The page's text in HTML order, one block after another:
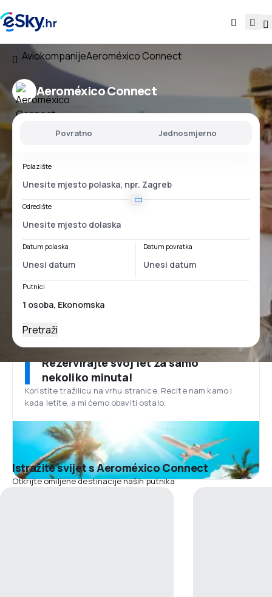
AviokompanijeAeroméxico Connect
Aeroméxico Connect
Povratno Jednosmjerno
Polazište
Odredište
Datum polaska Datum povratka
Putnici
Pretraži
Rezervirajte svoj let za samo
nekoliko minuta!
Koristite tražilicu na vrhu stranice. Recite nam kamo i
kada letite, a mi ćemo obaviti ostalo.
Istražite svijet s Aeroméxico Connect
Otkrijte omiljene destinacije naših putnika